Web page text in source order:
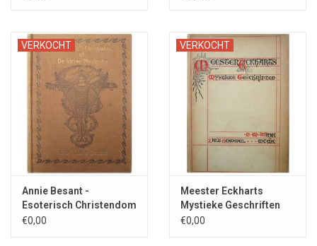
VERKOCHT
Annie Besant -
Esoterisch Christendom
- 1926
€0,00
VERKOCHT
Meester Eckharts
Mystieke Geschriften
1910
€0,00